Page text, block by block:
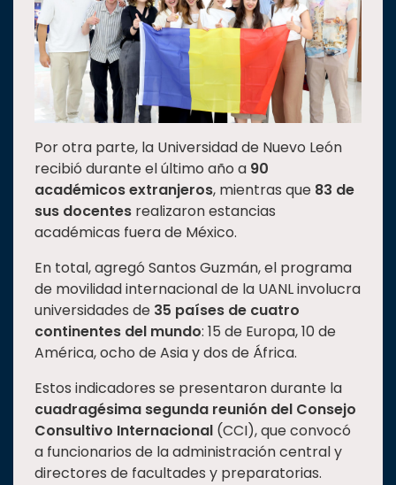
Por otra parte, la Universidad de Nuevo León
recibió durante el último año a 90
académicos extranjeros, mientras que 83 de
sus docentes realizaron estancias
académicas fuera de México.
En total, agregó Santos Guzmán, el programa
de movilidad internacional de la UANL involucra
universidades de 35 países de cuatro
continentes del mundo: 15 de Europa, 10 de
América, ocho de Asia y dos de África.
Estos indicadores se presentaron durante la
cuadragésima segunda reunión del Consejo
Consultivo Internacional (CCI), que convocó
a funcionarios de la administración central y
directores de facultades y preparatorias.